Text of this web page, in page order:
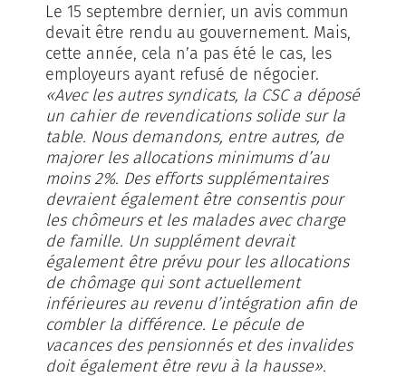
Le 15 septembre dernier, un avis commun
devait être rendu au gouvernement. Mais,
cette année, cela n’a pas été le cas, les
employeurs ayant refusé de négocier.
«Avec les autres syndicats, la CSC a déposé
un cahier de revendications solide sur la
table. Nous demandons, entre autres, de
majorer les allocations minimums d’au
moins 2%. Des efforts supplémentaires
devraient également être consentis pour
les chômeurs et les malades avec charge
de famille. Un supplément devrait
également être prévu pour les allocations
de chômage qui sont actuellement
inférieures au revenu d’intégration afin de
combler la différence. Le pécule de
vacances des pensionnés et des invalides
doit également être revu à la hausse».